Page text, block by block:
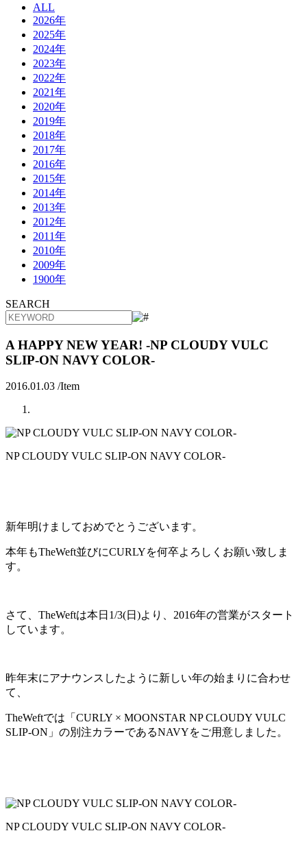
ALL
2026年
2025年
2024年
2023年
2022年
2021年
2020年
2019年
2018年
2017年
2016年
2015年
2014年
2013年
2012年
2011年
2010年
2009年
1900年
SEARCH
A HAPPY NEW YEAR! -NP CLOUDY VULC
SLIP-ON NAVY COLOR-
2016.01.03 /Item
NP CLOUDY VULC SLIP-ON NAVY COLOR-
新年明けましておめでとうございます。
本年もTheWeft並びにCURLYを何卒よろしくお願い致しま
す。
さて、TheWeftは本日1/3(日)より、2016年の営業がスタート
しています。
昨年末にアナウンスしたように新しい年の始まりに合わせ
て、
TheWeftでは「CURLY × MOONSTAR NP CLOUDY VULC
SLIP-ON」の別注カラーであるNAVYをご用意しました。
NP CLOUDY VULC SLIP-ON NAVY COLOR-